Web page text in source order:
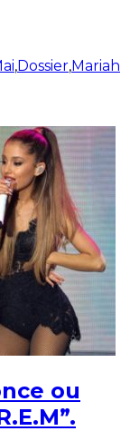
,Dossier,Mariah
ou